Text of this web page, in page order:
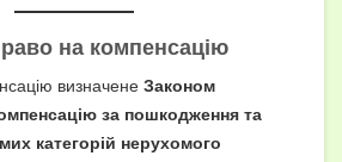
на компенсацію
визначене Законом
за пошкодження та
категорій нерухомого